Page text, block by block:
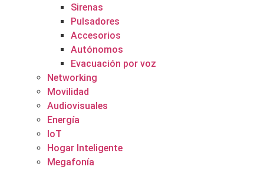
Sirenas
Pulsadores
Accesorios
Autónomos
Evacuación por voz
Networking
Movilidad
Audiovisuales
Energía
IoT
Hogar Inteligente
Megafonía